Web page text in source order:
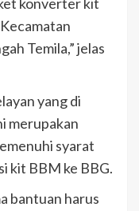
Temila,” jelas
yang di
merupakan
syarat
kit BBM ke BBG.
bantuan harus